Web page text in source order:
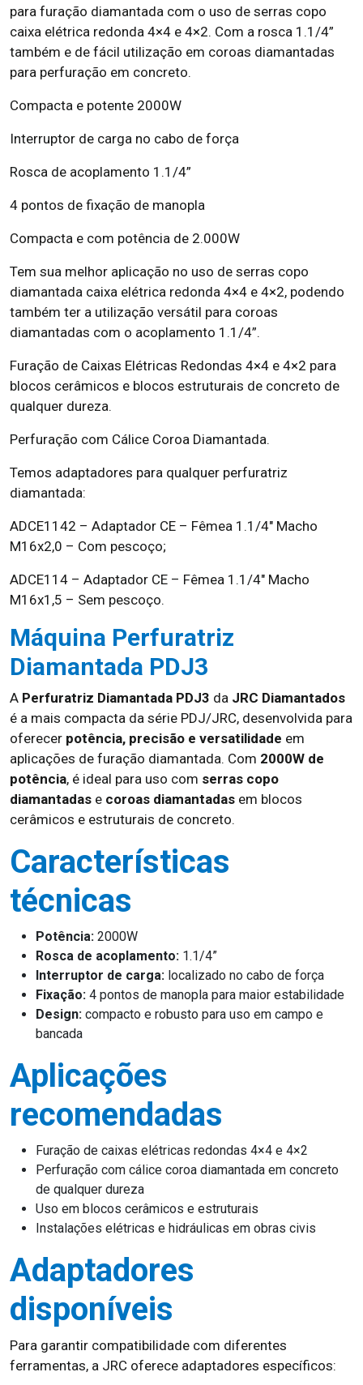
para furação diamantada com o uso de serras copo
caixa elétrica redonda 4×4 e 4×2. Com a rosca 1.1/4”
também e de fácil utilização em coroas diamantadas
para perfuração em concreto.
Compacta e potente 2000W
Interruptor de carga no cabo de força
Rosca de acoplamento 1.1/4”
4 pontos de fixação de manopla
Compacta e com potência de 2.000W
Tem sua melhor aplicação no uso de serras copo
diamantada caixa elétrica redonda 4×4 e 4×2, podendo
também ter a utilização versátil para coroas
diamantadas com o acoplamento 1.1/4”.
Furação de Caixas Elétricas Redondas 4×4 e 4×2 para
blocos cerâmicos e blocos estruturais de concreto de
qualquer dureza.
Perfuração com Cálice Coroa Diamantada.
Temos adaptadores para qualquer perfuratriz
diamantada:
ADCE1142 – Adaptador CE – Fêmea 1.1/4″ Macho
M16x2,0 – Com pescoço;
ADCE114 – Adaptador CE – Fêmea 1.1/4″ Macho
M16x1,5 – Sem pescoço.
Máquina Perfuratriz
Diamantada PDJ3
A Perfuratriz Diamantada PDJ3 da JRC Diamantados
é a mais compacta da série PDJ/JRC, desenvolvida para
oferecer potência, precisão e versatilidade em
aplicações de furação diamantada. Com 2000W de
potência, é ideal para uso com serras copo
diamantadas e coroas diamantadas em blocos
cerâmicos e estruturais de concreto.
Características
técnicas
Potência: 2000W
Rosca de acoplamento: 1.1/4”
Interruptor de carga: localizado no cabo de força
Fixação: 4 pontos de manopla para maior estabilidade
Design: compacto e robusto para uso em campo e
bancada
Aplicações
recomendadas
Furação de caixas elétricas redondas 4×4 e 4×2
Perfuração com cálice coroa diamantada em concreto
de qualquer dureza
Uso em blocos cerâmicos e estruturais
Instalações elétricas e hidráulicas em obras civis
Adaptadores
disponíveis
Para garantir compatibilidade com diferentes
ferramentas, a JRC oferece adaptadores específicos: